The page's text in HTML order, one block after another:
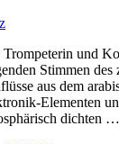
und
Stimmen des
aus dem
Elementen
dichten …